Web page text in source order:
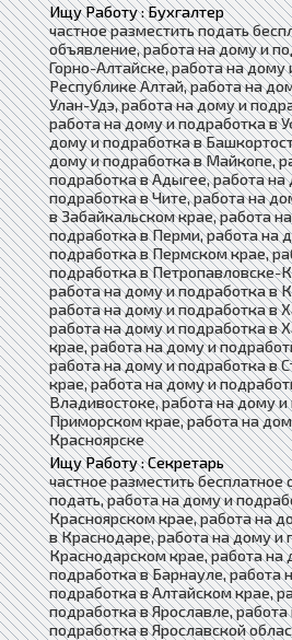
Ищу Работу : Бухгалтер
частное разместить подать
объявление, работа на дому и
Горно-Алтайске, работа на дому
Республике Алтай, работа на
Улан-Удэ, работа на дому и
работа на дому и подработка в
дому и подработка в
дому и подработка в Майкопе,
подработка в Адыгее, работа на
подработка в Чите, работа на
в Забайкальском крае, работа
подработка в Перми, работа на
подработка в Пермском крае,
подработка в Петропавловске-
работа на дому и подработка в
работа на дому и подработка в
работа на дому и подработка в
крае, работа на дому и
работа на дому и подработка в
крае, работа на дому и
Владивостоке, работа на дому и
Приморском крае, работа на
Красноярске
Ищу Работу : Секретарь
частное разместить бесплатное
подать, работа на дому и
Красноярском крае, работа на
в Краснодаре, работа на дому и
Краснодарском крае, работа на
подработка в Барнауле, работа
подработка в Алтайском крае,
подработка в Ярославле,
подработка в Ярославской